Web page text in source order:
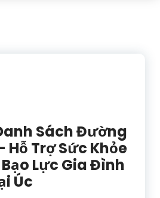
Sách Đường
Hỗ Trợ Sức Khỏe
Lực Gia Đình
Úc